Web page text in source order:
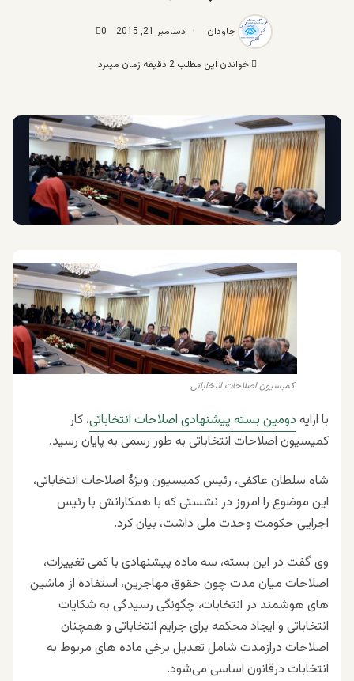
جاودان دسامبر 21, 2015 0
خواندن این مطلب 2 دقیقه زمان میبرد
کمیسیون اصلاحات انتخاباتی
با ارایه دومین بسته پیشنهادی اصلاحات انتخاباتی، کار
کمیسیون اصلاحات انتخاباتی به طور رسمی به پایان رسید.
شاه سلطان عاکفى، رئیس کمیسیون ویژۀ اصلاحات انتخاباتی،
این موضوع را امروز در نشستی که با همکارانش با رئیس
اجرایی حکومت وحدت ملی داشت، بیان کرد.
وی گفت در این بسته، سه ماده پیشنهادی با کمی تغییرات،
اصلاحات میان مدت چون حقوق مهاجرین، استفاده از ماشین
هاى هوشمند در انتخابات، چگونگى رسیدگى به شکایات
انتخاباتى و ایجاد محکمه براى جرایم انتخاباتى و همچنان
اصلاحات درازمدت شامل تعدیل برخى ماده هاى مربوط به
انتخابات درقانون اساسى می‌شود.